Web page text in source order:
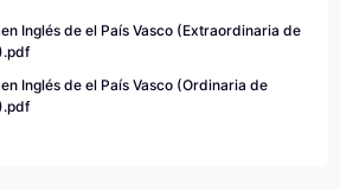
Inglés de el País Vasco (Extraordinaria de
Inglés de el País Vasco (Ordinaria de